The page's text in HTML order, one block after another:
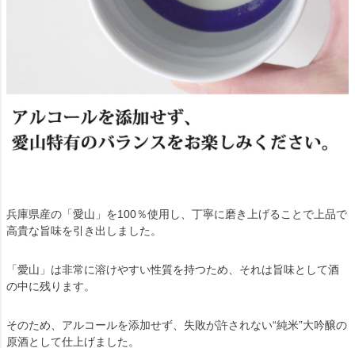
兵庫県産の「愛山」を100％使用し、丁寧に磨き上げることで上品で
高貴な旨味を引き出しました。
「愛山」は非常に溶けやすい性質を持つため、それは旨味として酒
の中に残ります。
そのため、アルコールを添加せず、失敗が許されない“純米”大吟醸の
原酒として仕上げました。